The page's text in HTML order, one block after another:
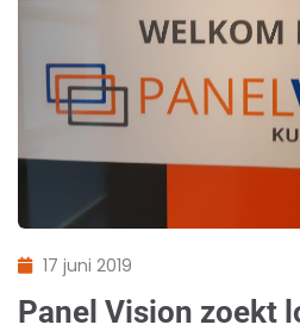
17 juni 2019
Panel Vision zoekt